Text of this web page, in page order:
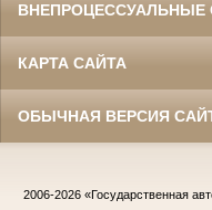
ВНЕПРОЦЕССУАЛЬНЫЕ
КАРТА САЙТА
ОБЫЧНАЯ ВЕРСИЯ
2006-2026 «Государственная